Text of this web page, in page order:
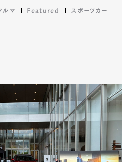
ルマ Featured スポーツカー